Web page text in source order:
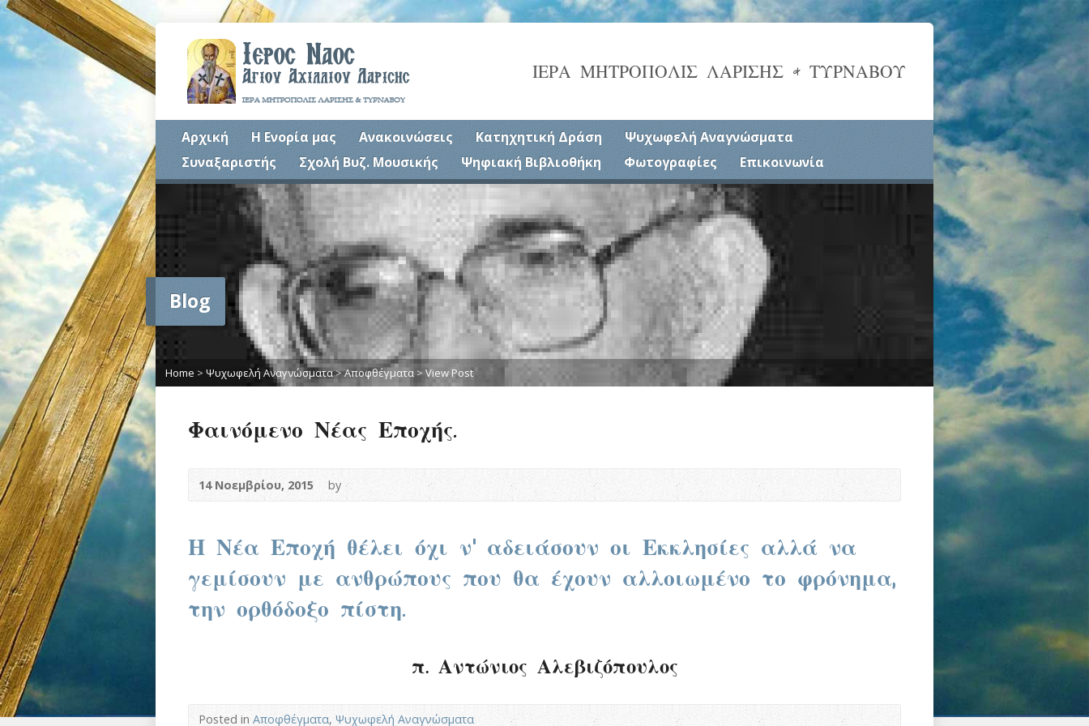
ΙΕΡΑ ΜΗΤΡΟΠΟΛΙΣ ΛΑΡΙΣΗΣ & ΤΥΡΝΑΒΟΥ
Αρχική Η Ενορία μας Ανακοινώσεις Κατηχητική Δράση
Ψυχωφελή Αναγνώσματα
Συναξαριστής
Σχολή Βυζ. Μουσικής Ψηφιακή Βιβλιοθήκη Φωτογραφίες Επικοινωνία
Blog
Home > Ψυχωφελή Αναγνώσματα>Αποφθέγματα > View Post
Φαινόμενο Νέας Εποχής.
14 Νοεμβρίου, 2015 by
Η Νέα Εποχή θέλει όχι ν’ αδειάσουν οι Εκκλησίες αλλά να
γεμίσουν με ανθρώπους που θα έχουν αλλοιωμένο το φρόνημα,
την ορθόδοξο πίστη.
π. Αντώνιος Αλεβιζόπουλος
Posted inΑποφθέγματα,Ψυχωφελή Αναγνώσματα